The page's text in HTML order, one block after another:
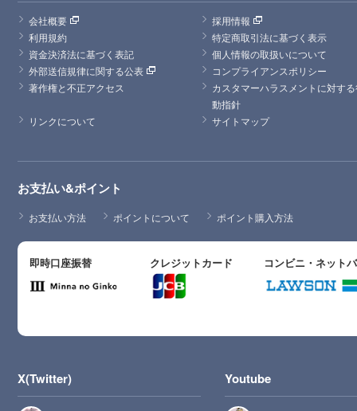
会社概要
採用情報
利用規約
特定商取引法に基づく表示
資金決済法に基づく表記
個人情報の取扱いについて
外部送信規律に関する公表
コンプライアンスポリシー
著作権と不正アクセス
カスタマーハラスメントに対す
動指針
リンクについて
サイトマップ
お支払い&ポイント
お支払い方法 ポイントについて ポイント購入方法
即時口座振替 クレジットカード コンビニ・ネット
X(Twitter) Youtube